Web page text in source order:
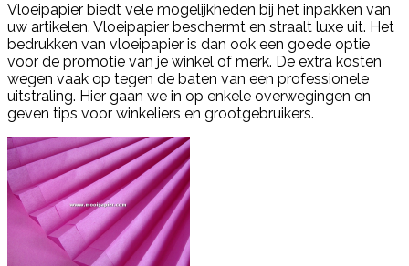
Vloeipapier biedt vele mogelijkheden bij het inpakken van
uw artikelen. Vloeipapier beschermt en straalt luxe uit. Het
bedrukken van vloeipapier is dan ook een goede optie
voor de promotie van je winkel of merk. De extra kosten
wegen vaak op tegen de baten van een professionele
uitstraling. Hier gaan we in op enkele overwegingen en
geven tips voor winkeliers en grootgebruikers.